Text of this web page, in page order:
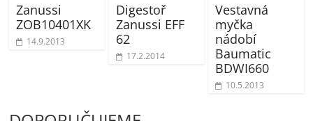
Zanussi
ZOB10401XK
14.9.2013
Digestoř
Zanussi EFF
62
17.2.2014
Vestavná
myčka
nádobí
Baumatic
BDWI660
10.5.2013